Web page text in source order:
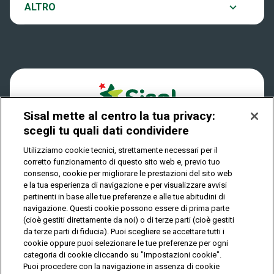
Play Your Date
Dove si gioca
Quanto si vince
Come riscuotere
ALTRO
Notifiche
Privacy
IL GIOCO È VIETATO AI MINORI E PUÒ CAUSARE
DIPENDENZA PATOLOGICA
© Copyright Sisal Italia S.p.A. - P.I. 02433760135
Privacy Cookies
Mappa
del
sito
Sisal mette al centro la tua privacy:
scegli tu quali dati condividere
Utilizziamo cookie tecnici, strettamente necessari per il
corretto funzionamento di questo sito web e, previo tuo
consenso, cookie per migliorare le prestazioni del sito web
e la tua esperienza di navigazione e per visualizzare avvisi
pertinenti in base alle tue preferenze e alle tue abitudini di
navigazione. Questi cookie possono essere di prima parte
(cioè gestiti direttamente da noi) o di terze parti (cioè gestiti
da terze parti di fiducia). Puoi scegliere se accettare tutti i
cookie oppure puoi selezionare le tue preferenze per ogni
categoria di cookie cliccando su "Impostazioni cookie".
Puoi procedere con la navigazione in assenza di cookie